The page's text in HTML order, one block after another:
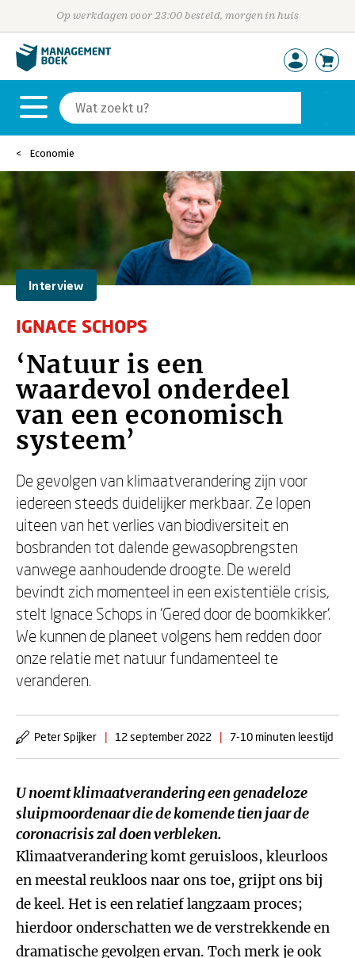
Op werkdagen voor 23:00 besteld, morgen in huis
Economie
Interview
IGNACE SCHOPS
‘Natuur is een
waardevol onderdeel
van een economisch
systeem’
De gevolgen van klimaatverandering zijn voor
iedereen steeds duidelijker merkbaar. Ze lopen
uiteen van het verlies van biodiversiteit en
bosbranden tot dalende gewasopbrengsten
vanwege aanhoudende droogte. De wereld
bevindt zich momenteel in een existentiële crisis,
stelt Ignace Schops in ‘Gered door de boomkikker’.
We kunnen de planeet volgens hem redden door
onze relatie met natuur fundamenteel te
veranderen.
Peter Spijker | 12 september 2022 | 7-10 minuten leestijd
U noemt klimaatverandering een genadeloze
sluipmoordenaar die de komende tien jaar de
coronacrisis zal doen verbleken.
Klimaatverandering komt geruisloos, kleurloos
en meestal reukloos naar ons toe, grijpt ons bij
de keel. Het is een relatief langzaam proces;
hierdoor onderschatten we de verstrekkende en
dramatische gevolgen ervan. Toch merk je ook